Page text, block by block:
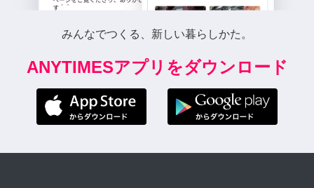
みんなでつくる、新しい暮らしかた。
ANYTIMESアプリをダウンロード